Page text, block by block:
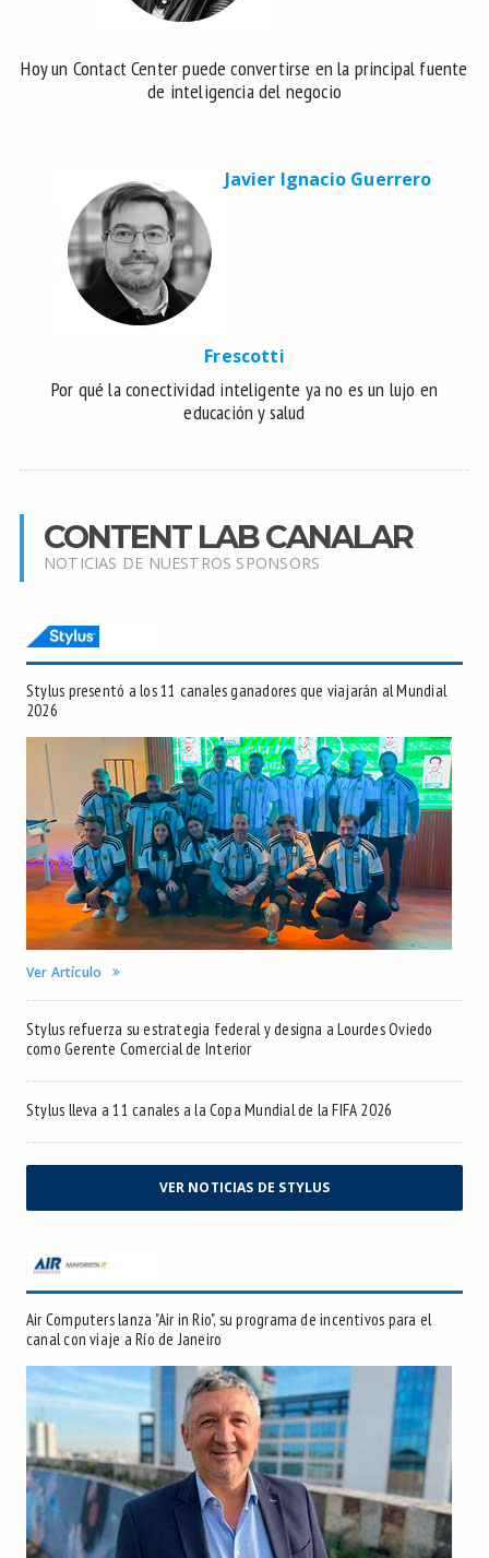
Hoy un Contact Center puede convertirse en la principal fuente
de inteligencia del negocio
Javier Ignacio Guerrero
Frescotti
Por qué la conectividad inteligente ya no es un lujo en
educación y salud
CONTENT LAB CANALAR
NOTICIAS DE NUESTROS SPONSORS
Stylus presentó a los 11 canales ganadores que viajarán al Mundial
2026
Ver Artículo
Stylus refuerza su estrategia federal y designa a Lourdes Oviedo
como Gerente Comercial de Interior
Stylus lleva a 11 canales a la Copa Mundial de la FIFA 2026
VER NOTICIAS DE STYLUS
Air Computers lanza "Air in Rio", su programa de incentivos para el
canal con viaje a Río de Janeiro